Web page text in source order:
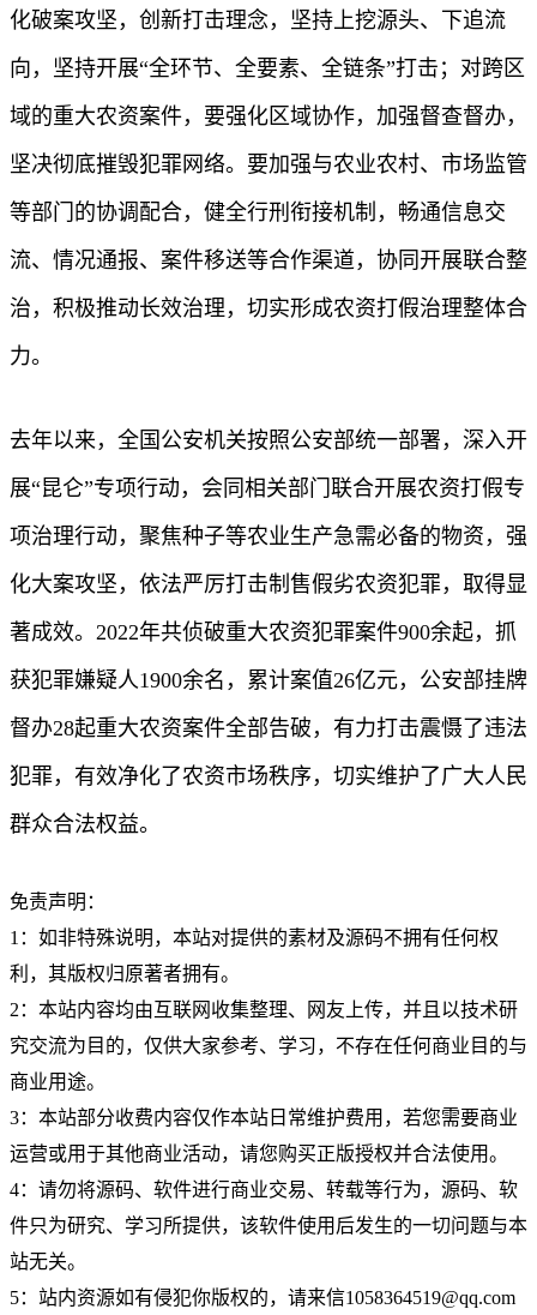
化破案攻坚，创新打击理念，坚持上挖源头、下追流
向，坚持开展“全环节、全要素、全链条”打击；对跨区
域的重大农资案件，要强化区域协作，加强督查督办，
坚决彻底摧毁犯罪网络。要加强与农业农村、市场监管
等部门的协调配合，健全行刑衔接机制，畅通信息交
流、情况通报、案件移送等合作渠道，协同开展联合整
治，积极推动长效治理，切实形成农资打假治理整体合
力。
去年以来，全国公安机关按照公安部统一部署，深入开
展“昆仑”专项行动，会同相关部门联合开展农资打假专
项治理行动，聚焦种子等农业生产急需必备的物资，强
化大案攻坚，依法严厉打击制售假劣农资犯罪，取得显
著成效。2022年共侦破重大农资犯罪案件900余起，抓
获犯罪嫌疑人1900余名，累计案值26亿元，公安部挂牌
督办28起重大农资案件全部告破，有力打击震慑了违法
犯罪，有效净化了农资市场秩序，切实维护了广大人民
群众合法权益。
免责声明：
1：如非特殊说明，本站对提供的素材及源码不拥有任何权
利，其版权归原著者拥有。
2：本站内容均由互联网收集整理、网友上传，并且以技术研
究交流为目的，仅供大家参考、学习，不存在任何商业目的与
商业用途。
3：本站部分收费内容仅作本站日常维护费用，若您需要商业
运营或用于其他商业活动，请您购买正版授权并合法使用。
4：请勿将源码、软件进行商业交易、转载等行为，源码、软
件只为研究、学习所提供，该软件使用后发生的一切问题与本
站无关。
5：站内资源如有侵犯你版权的，请来信1058364519@qq.com